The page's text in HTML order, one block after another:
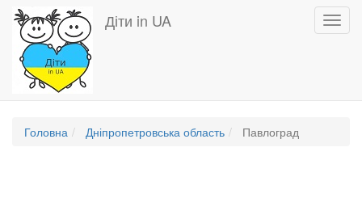
Перейти
основного
вмісту
Діти in UA
Головна Дніпропетровська область Павлоград